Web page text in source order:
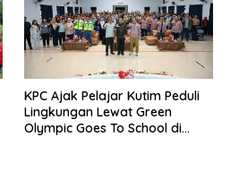
KPC Ajak Pelajar Kutim Peduli
Lingkungan Lewat Green
Olympic Goes To School di